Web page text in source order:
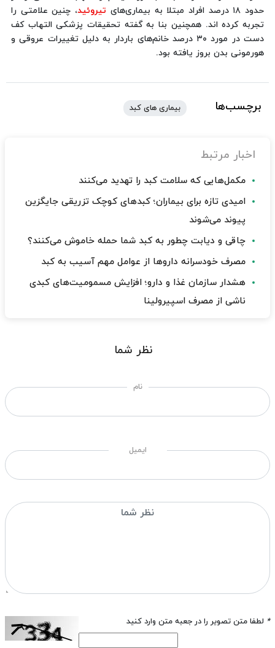
حدود ۱۸ درصد افراد مبتلا به بیماری‌های
تیروئید، چنین علامتی را
تجربه کرده اند. همچنین بنا به گفته تحقیقات پزشکی التهاب کف
دست در مورد ۳۰ درصد خانم‌های باردار به دلیل تغییرات عروقی و
هورمونی بدن بروز یافته بود.
برچسب‌ها بیماری های کبد
اخبار مرتبط
مکمل‌هایی که سلامت کبد را تهدید می‌کنند
امیدی تازه برای بیماران؛ کبدهای کوچک تزریقی جایگزین
پیوند می‌شوند
چاقی و دیابت چطور به کبد شما حمله خاموش می‌کنند؟
مصرف خودسرانه داروها از عوامل مهم آسیب به کبد
هشدار سازمان غذا و دارو؛ افزایش مسمومیت‌های کبدی
ناشی از مصرف اسپیرولینا
نظر شما
نام
ایمیل
* لطفا متن تصویر را در جعبه متن وارد کنید